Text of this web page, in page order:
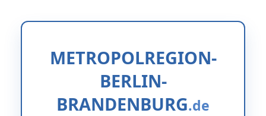
METROPOLREGION-
BERLIN-
BRANDENBURG